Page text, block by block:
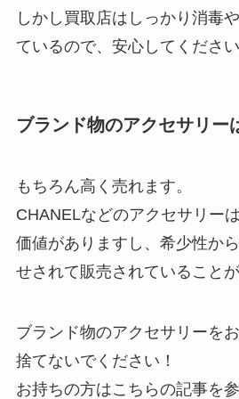
しかし買取店はしっかり消毒
ているので、安心してください
ブランド物のアクセサリー
もちろん高く売れます。
CHANELなどのアクセサリー
価値がありますし、希少性か
せされて販売されていることが
ブランド物のアクセサリーを
捨てないでください！
お持ちの方はこちらの記事を